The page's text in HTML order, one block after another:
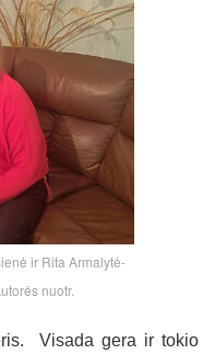
ir Rita Armalytė-
nuotr.
Visada gera ir tokio